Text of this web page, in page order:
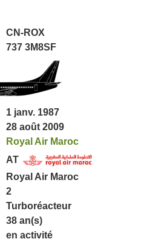
CN-ROX
737 3M8SF
1 janv. 1987
28 août 2009
Royal Air Maroc
AT
Royal Air Maroc
2
Turboréacteur
38 an(s)
en activité